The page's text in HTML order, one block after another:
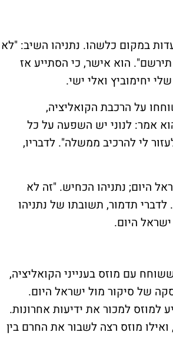
מדוע פגישותיו עם מוזס ב-2013 אינן מתועדות במקום כלשהו. נתניהו השיב: "לא
הוא אישר, כי הסתייע אז
יחימוביץ ואלי ישי.
על הרכבת הקואליציה,
אמר: לנוני יש השפעה על כל
לי להרכיב ממשלה". לדבריו,
היום; נתניהו הכחיש. "זה לא
תדמור, תשובתו של נתניהו
היום.
עם מוזס בענייני הקואליציה,
של סיקור מול ישראל היום.
למוזס למכור את ידיעות אחרונות.
מוזס רצה לשבור את החרם בין